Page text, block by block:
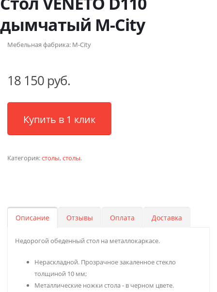
дымчатый М-City
Мебельная фабрика: M-City
18 150 руб.
Купить в 1 клик
Категория:столы,столы.
Описание Отзывы Оплата Доставка
Недорогой обеденный стол на металлокаркасе.
Нераскладной. Прозрачное закаленное стекло
толщиной 10 мм;
Металлические ножки стола - в черном цвете.